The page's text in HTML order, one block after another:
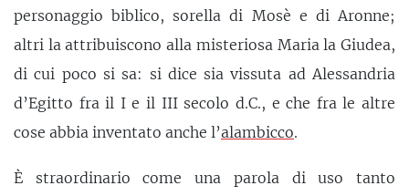
personaggio biblico, sorella di Mosè e di Aronne;
altri la attribuiscono alla misteriosa Maria la Giudea,
di cui poco si sa: si dice sia vissuta ad Alessandria
d’Egitto fra il I e il III secolo d.C., e che fra le altre
cose abbia inventato anche l’alambicco.
È straordinario come una parola di uso tanto